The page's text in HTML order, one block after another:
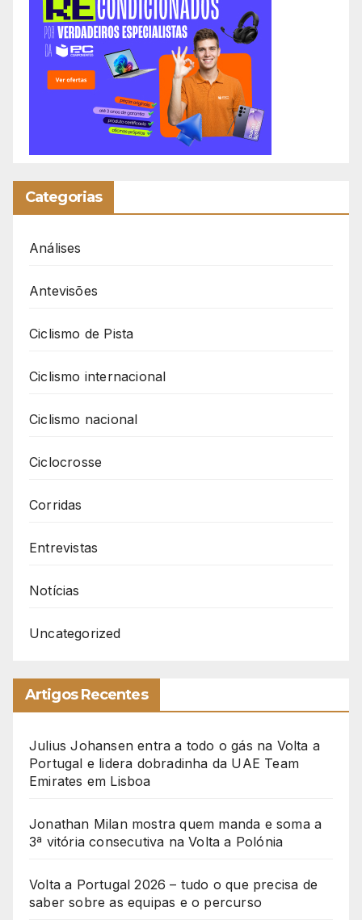
Categorias
Análises
Antevisões
Ciclismo de Pista
Ciclismo internacional
Ciclismo nacional
Ciclocrosse
Corridas
Entrevistas
Notícias
Uncategorized
Artigos Recentes
Julius Johansen entra a todo o gás na Volta a
Portugal e lidera dobradinha da UAE Team
Emirates em Lisboa
Jonathan Milan mostra quem manda e soma a
3ª vitória consecutiva na Volta a Polónia
Volta a Portugal 2026 – tudo o que precisa de
saber sobre as equipas e o percurso